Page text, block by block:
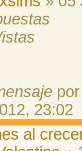
23:02
al